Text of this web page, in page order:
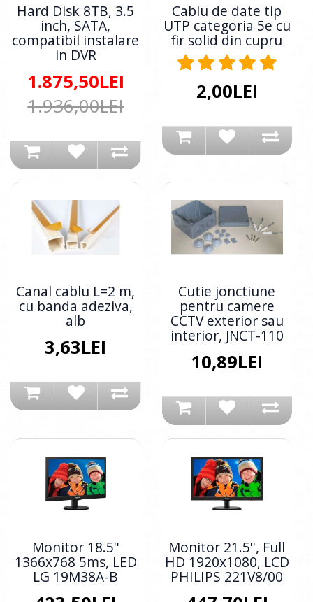
Hard Disk 8TB, 3.5
inch, SATA,
compatibil instalare
in DVR
1.875,50LEI
1.936,00LEI
Cablu de date tip
UTP categoria 5e cu
fir solid din cupru
2,00LEI
Canal cablu L=2 m,
cu banda adeziva,
alb
3,63LEI
Cutie jonctiune
pentru camere
CCTV exterior sau
interior, JNCT-110
10,89LEI
Monitor 18.5''
1366x768 5ms, LED
LG 19M38A-B
Monitor 21.5'', Full
HD 1920x1080, LCD
PHILIPS 221V8/00